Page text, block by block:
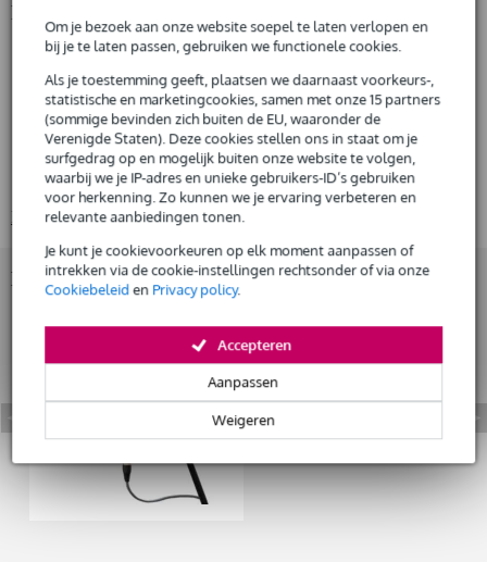
Om je bezoek aan onze website soepel te laten verlopen en
bij je te laten passen, gebruiken we functionele cookies.
Als je toestemming geeft, plaatsen we daarnaast voorkeurs-,
statistische en marketingcookies, samen met onze 15 partners
(sommige bevinden zich buiten de EU, waaronder de
Verenigde Staten). Deze cookies stellen ons in staat om je
surfgedrag op en mogelijk buiten onze website te volgen,
waarbij we je IP-adres en unieke gebruikers-ID’s gebruiken
voor herkenning. Zo kunnen we je ervaring verbeteren en
relevante aanbiedingen tonen.
Je kunt je cookievoorkeuren op elk moment aanpassen of
intrekken via de cookie-instellingen rechtsonder of via onze
Cookiebeleiden Privacy policy.
Weigeren
Aanpassen
Accepteren
Huur dit product
Productinformatie
Warm Audio WA-47
grootmembraan buizen condensatormicrofoon
richtingskarakteristiek:
cardioïde
omnidirectioneel
bidirectioneel / figure of eight
Bekijk alle productspecificaties
Bekijk ook eens (1)